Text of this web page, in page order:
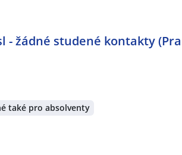
- žádné studené kontakty
také pro absolventy